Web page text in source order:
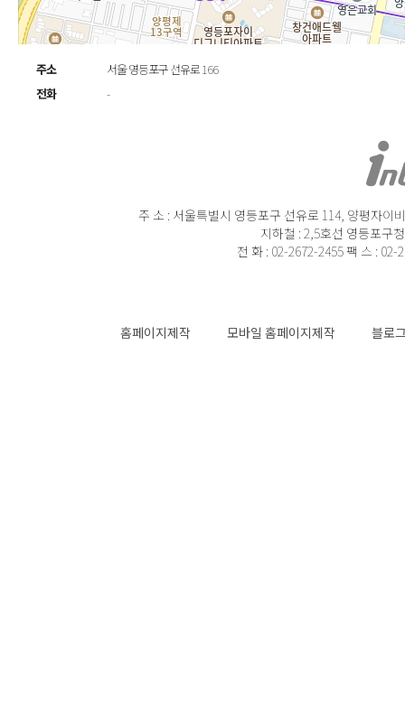
주소
서울 영등포구 선유로 166
전화
-
주 소 : 서울특별시 영등포구 선유로 114, 양평자이
지하철 : 2,5호선 영등포구
전 화 : 02-2672-2455 팩 스 :
홈페이지제작 모바일 홈페이지제작 블로